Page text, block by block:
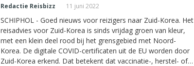
Redactie Reisbizz 11 juni 2022
SCHIPHOL - Goed nieuws voor reizigers naar Zuid-Korea. Het
reisadvies voor Zuid-Korea is sinds vrijdag groen van kleur,
met een klein deel rood bij het grensgebied met Noord-
Korea. De digitale COVID-certificaten uit de EU worden door
Zuid-Korea erkend. Dat betekent dat vaccinatie-, herstel- of